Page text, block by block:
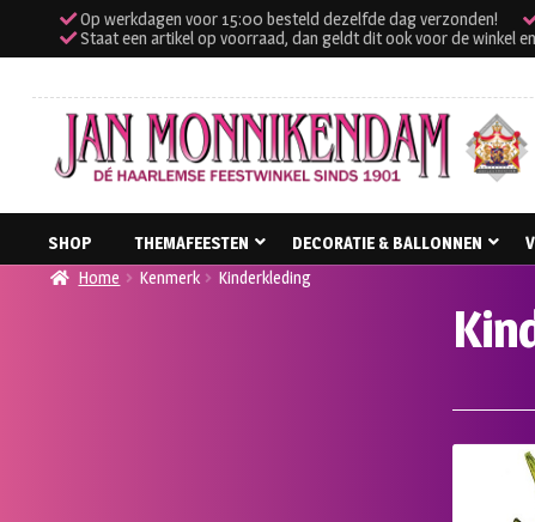
Op werkdagen voor 15:00 besteld dezelfde dag verzonden!
Staat een artikel op voorraad, dan geldt dit ook voor de winkel
door
naar
naar
de
SHOP THEMAFEESTEN DECORATIE & BALLONNEN
Home
Kenmerk Kinderkleding